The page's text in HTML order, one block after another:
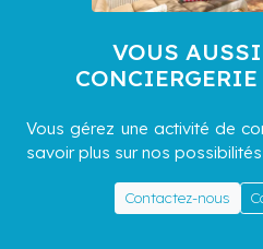
VOUS
Vous gérez une activité de
savoir plus sur nos
Contactez-nous